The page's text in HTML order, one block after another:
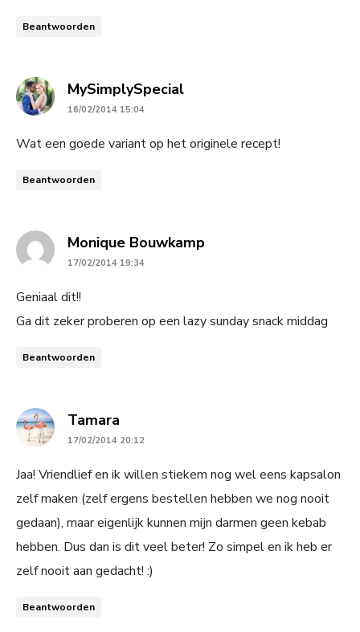
Beantwoorden
MySimplySpecialsays:
16/02/2014 15:04
Wat een goede variant op het originele recept!
Beantwoorden
Monique Bouwkamp
17/02/2014 19:34
Geniaal dit!!
Ga dit zeker proberen op een lazy sunday snack middag
Beantwoorden
Tamara
17/02/2014 20:12
Jaa! Vriendlief en ik willen stiekem nog wel eens kapsalon
zelf maken (zelf ergens bestellen hebben we nog nooit
gedaan), maar eigenlijk kunnen mijn darmen geen kebab
hebben. Dus dan is dit veel beter! Zo simpel en ik heb er
zelf nooit aan gedacht! :)
Beantwoorden